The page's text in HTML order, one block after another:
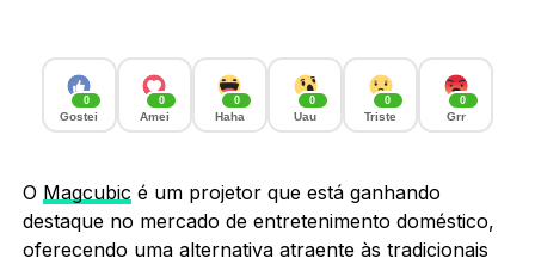
0
Gostei
0
Amei
0
Haha
0
Uau
0
Triste
0
Grr
O Magcubic é um projetor que está ganhando
destaque no mercado de entretenimento doméstico,
oferecendo uma alternativa atraente às tradicionais